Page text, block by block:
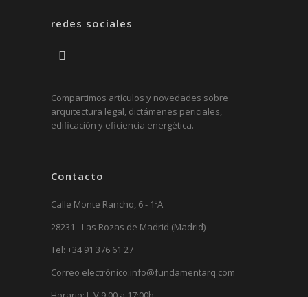
redes sociales
Compartimos artículos y novedades sobre
arquitectura legal, dictámenes periciales,
edificación y eficiencia energética.
Contacto
Calle Monte Rancho, 6 - 1ºA
28231 - Las Rozas de Madrid (Madrid)
Tel: +34 91 376 61 27
Correo electrónico:info@fundamentarq.com